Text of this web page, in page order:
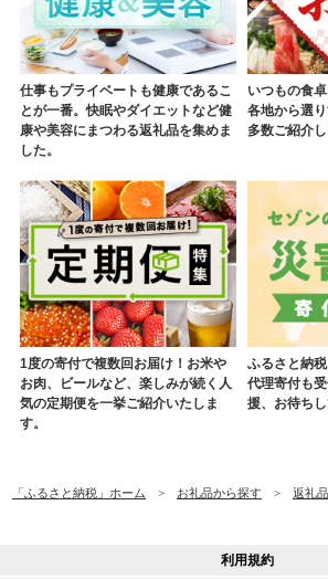
仕事もプライベートも健康であるこ
とが一番。快眠やダイエットなど健
康や美容にまつわる返礼品を集めま
した。
いつもの食
各地から選
多数ご紹介し
1度の寄付で複数回お届け！お米や
お肉、ビールなど、楽しみが続く人
気の定期便を一挙ご紹介いたしま
す。
ふるさと納
代理寄付も
援、お待ちし
「ふるさと納税」ホーム お礼品から探す 返礼
利用規約